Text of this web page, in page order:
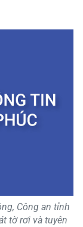
Công an tỉnh
tờ rơi và tuyên